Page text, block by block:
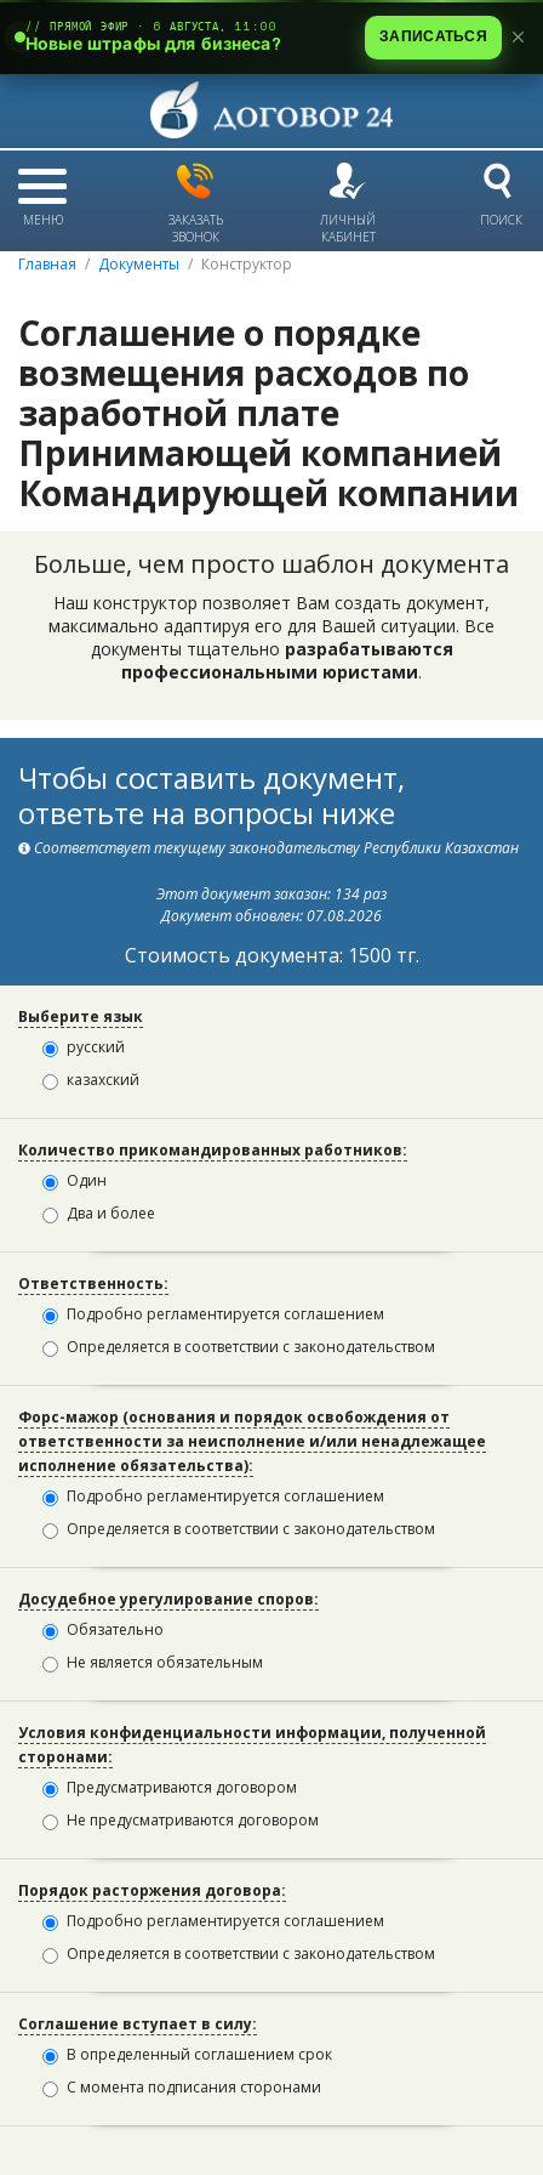
МЕНЮ
ЗАКАЗАТЬ
ЗВОНОК
ЛИЧНЫЙ
КАБИНЕТ
ПОИСК
Главная Документы Конструктор
Соглашение о порядке
возмещения расходов по
заработной плате
Принимающей компанией
Командирующей компании
Больше, чем просто шаблон документа
Наш конструктор позволяет Вам создать документ,
максимально адаптируя его для Вашей ситуации. Все
документы тщательно разрабатываются
профессиональными юристами.
Чтобы составить документ,
ответьте на вопросы ниже
Соответствует текущему законодательству Республики Казахстан
Этот документ заказан: 134 раз
Документ обновлен: 07.08.2026
Стоимость документа: 1500 тг.
Выберите язык
русский
казахский
Количество прикомандированных работников:
Один
Два и более
Ответственность:
Подробно регламентируется соглашением
Определяется в соответствии с законодательством
Форс-мажор (основания и порядок освобождения от
ответственности за неисполнение и/или ненадлежащее
исполнение обязательства):
Подробно регламентируется соглашением
Определяется в соответствии с законодательством
Досудебное урегулирование споров:
Обязательно
Не является обязательным
Условия конфиденциальности информации, полученной
сторонами:
Предусматриваются договором
Не предусматриваются договором
Порядок расторжения договора:
Подробно регламентируется соглашением
Определяется в соответствии с законодательством
Соглашение вступает в силу:
В определенный соглашением срок
С момента подписания сторонами
// ПРЯМОЙ ЭФИР · 6 АВГУСТА, 11:00
Новые штрафы для бизнеса? ЗАПИСАТЬСЯ